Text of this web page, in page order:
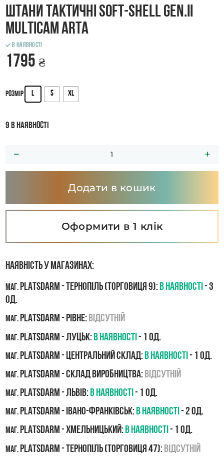
Штани тактичні Soft-Shell GEN.II
Multicam ARTA
В наявності
1795 ₴
Розмір L S XL
9 в наявності
Додати в кошик
Оформити в 1 клік
Наявність у магазинах:
маг.PLATSDARM - Тернопіль (Торговиця 9):В наявності- 3
од.
маг.PLATSDARM - Рівне:Відсутній
маг.PLATSDARM - Луцьк: В наявності - 1 од.
маг.PLATSDARM - Центральний склад:В наявності- 1 од.
маг.PLATSDARM - Склад виробництва:Відсутній
маг.PLATSDARM - Львів:В наявності- 1 од.
маг.PLATSDARM - Івано-Франківськ:В наявності- 2 од.
маг.PLATSDARM - Хмельницький:В наявності- 1 од.
маг.PLATSDARM - Тернопіль (Торговиця 47):Відсутній